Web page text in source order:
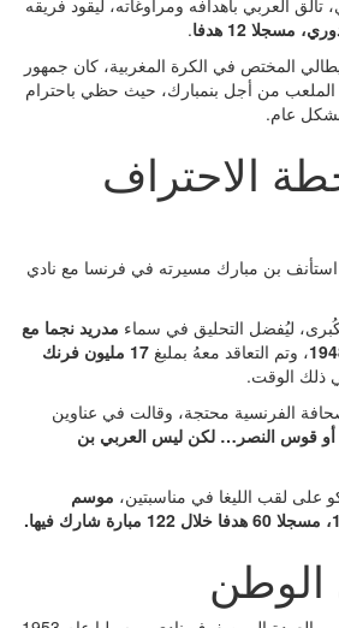
العربي بأهدافه ومراوغاته، ليقود فريقه
12 هدفا
.
المختص في الكرة المغربية، كان جمهور
من أجل بنمبارك، حيث حظي باحترام
عام.
الاحتراف
بن مبارك مسيرته في فرنسا مع نادي
ليُفضل التحليق في سماءمدريد نجما مع
، وتم التعاقد معهُ بملبغ
17 مليون فرنك
الوقت.
الفرنسية محتجة، وقالت في عناوين
قوس النصر… لكن ليس العربي بن
لقب الليغا في مناسبتين،موسم